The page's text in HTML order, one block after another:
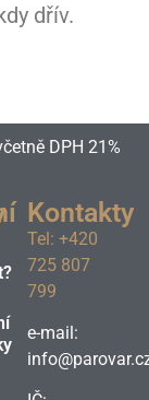
dřív.
DPH 21%
Kontakty
Tel: +420
725 807
799
e-mail: